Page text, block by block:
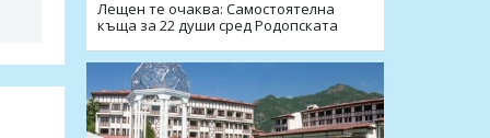
Лещен те очаква: Самостоятелна
къща за 22 души сред Родопската